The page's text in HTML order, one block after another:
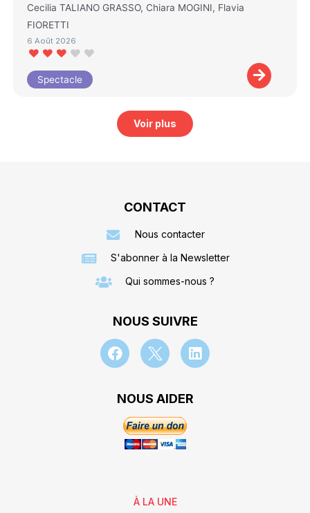
Cecilia TALIANO GRASSO, Chiara MOGINI, Flavia
FIORETTI
6 Août 2026
Spectacle
Voir plus
CONTACT
Nous contacter
S'abonner à la Newsletter
Qui sommes-nous ?
NOUS SUIVRE
NOUS AIDER
À LA UNE